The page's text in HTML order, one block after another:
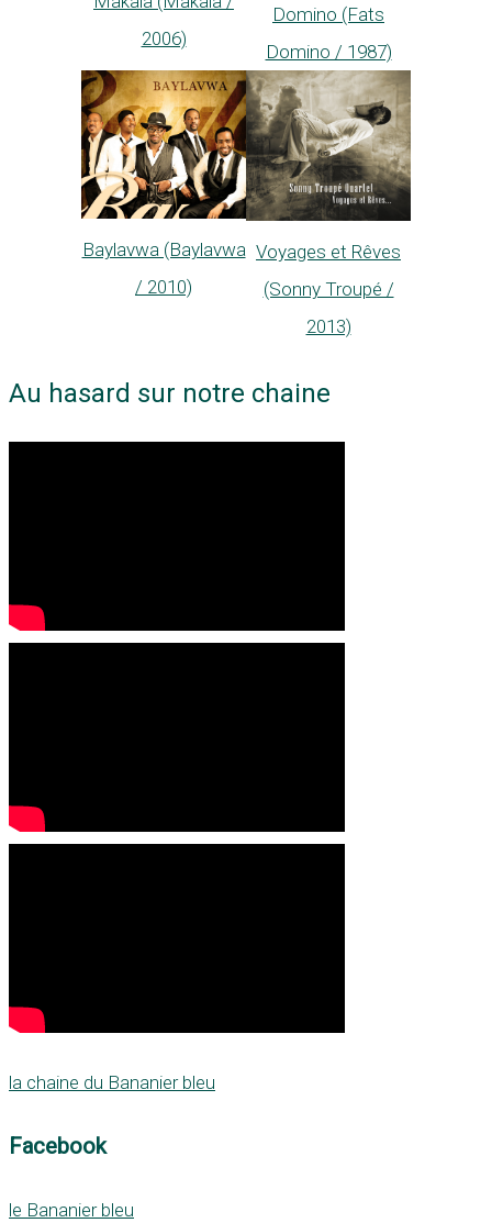
2006)
Domino (Fats
Domino / 1987)
Baylavwa (Baylavwa
/ 2010)
Voyages et Rêves
(Sonny Troupé /
2013)
Au hasard sur notre chaine
la chaine du Bananier bleu
Facebook
le Bananier bleu